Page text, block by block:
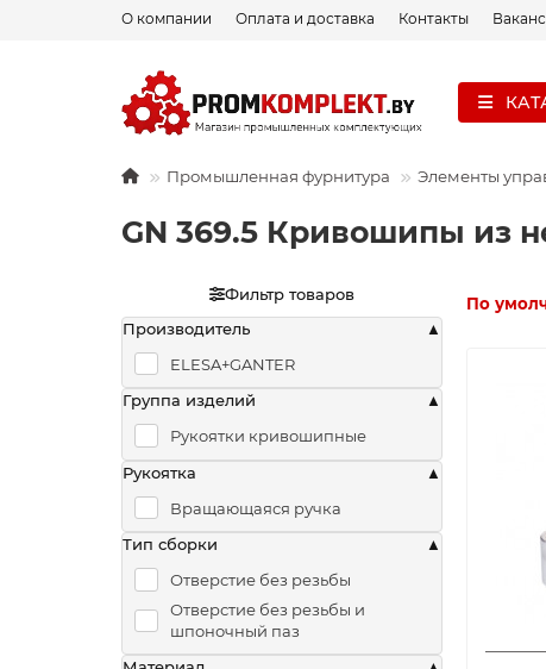
О компании Оплата и доставка Контакты
Промышленная фурнитура Элементы
GN 369.5 Кривошипы из
Фильтр товаров
Производитель
ELESA+GANTER
Группа изделий
Рукоятки кривошипные
Рукоятка
Вращающаяся ручка
Тип сборки
Отверстие без резьбы
Отверстие без резьбы и
шпоночный паз
По